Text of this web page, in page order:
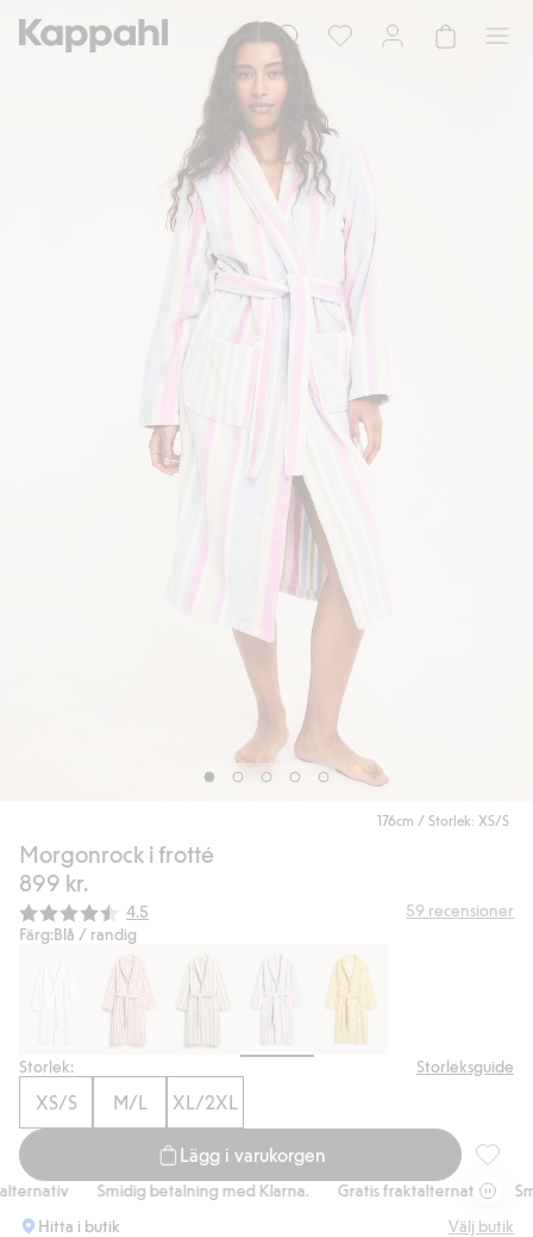
176cm / Storlek: XS/S
Morgonrock i frotté
899 kr.
Snittbetyg:
4.5 59 recensioner
Färg:Blå / randig
Storlek: Storleksguide
XS/S M/L XL/2XL
Lägg i varukorgen
Smidig betalning med Klarna. Gratis fraktalternativ
Hitta i butik
Välj butik